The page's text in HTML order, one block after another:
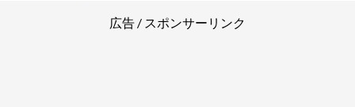
広告 / スポンサーリンク